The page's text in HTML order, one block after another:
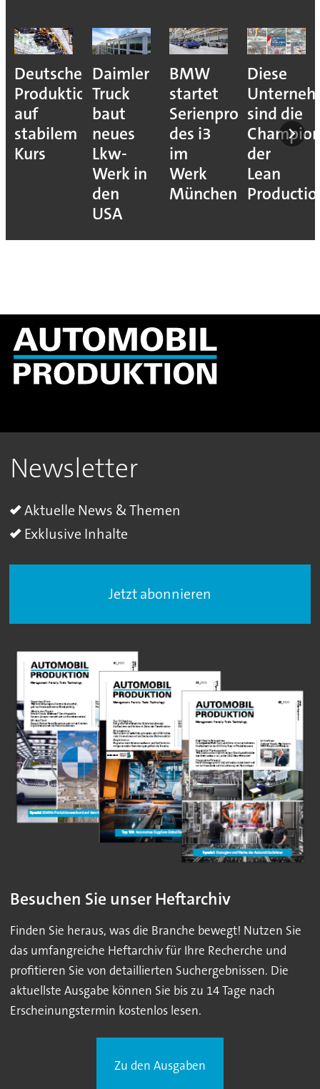
Deutsche
Produktion
auf
stabilem
Kurs
Daimler
Truck
baut
neues
Lkw-
Werk in
den
USA
BMW
startet
Serienproduktion
des i3
im
Werk
München
Diese
sind die
der
Lean
Newsletter
Aktuelle News & Themen
Exklusive Inhalte
Jetzt abonnieren
Besuchen Sie unser Heftarchiv
Finden Sie heraus, was die Branche bewegt! Nutzen Sie
das umfangreiche Heftarchiv für Ihre Recherche und
profitieren Sie von detaillierten Suchergebnissen. Die
aktuellste Ausgabe können Sie bis zu 14 Tage nach
Erscheinungstermin kostenlos lesen.
Zu den Ausgaben